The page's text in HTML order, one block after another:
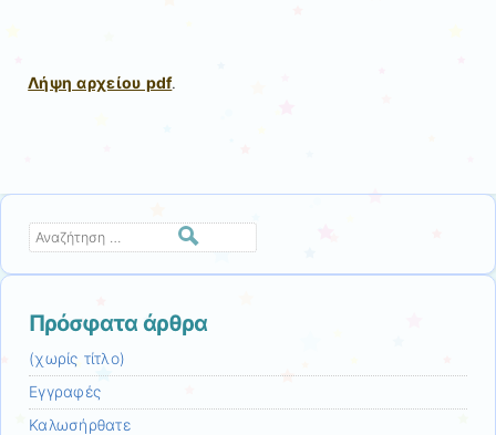
Λήψη αρχείου pdf.
Αναζήτηση
Πρόσφατα άρθρα
(χωρίς τίτλο)
Εγγραφές
Καλωσήρθατε